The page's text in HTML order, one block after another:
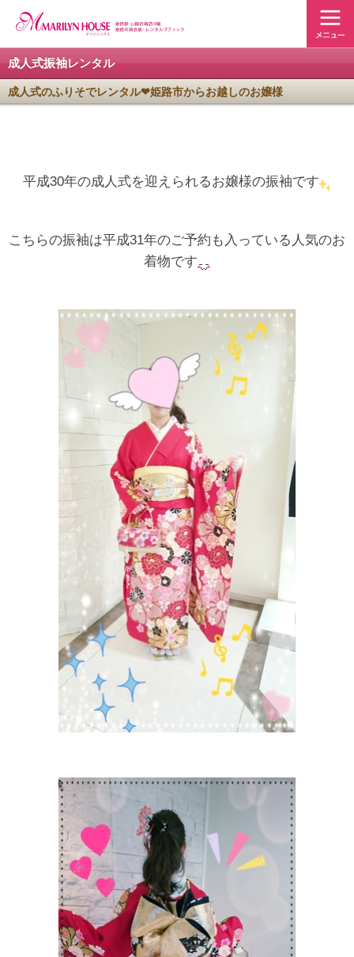
成人式振袖レンタル
成人式のふりそでレンタル❤姫路市からお越しのお嬢様
平成30年の成人式を迎えられるお嬢様の振袖です
こちらの振袖は平成31年のご予約も入っている人気のお
着物です